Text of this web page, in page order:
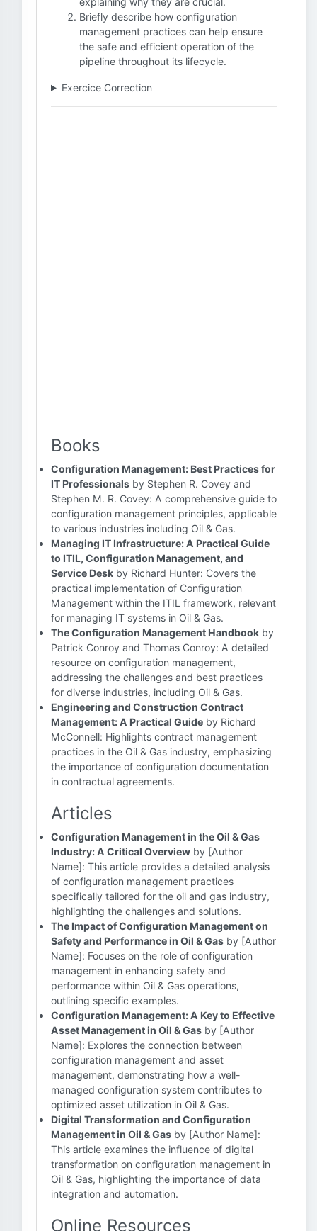
Briefly describe how configuration
management practices can help ensure
the safe and efficient operation of the
pipeline throughout its lifecycle.
Exercice Correction
Books
Configuration Management: Best Practices for
IT Professionals by Stephen R. Covey and
Stephen M. R. Covey: A comprehensive guide to
configuration management principles, applicable
to various industries including Oil & Gas.
Managing IT Infrastructure: A Practical Guide
to ITIL, Configuration Management, and
Service Desk by Richard Hunter: Covers the
practical implementation of Configuration
Management within the ITIL framework, relevant
for managing IT systems in Oil & Gas.
The Configuration Management Handbook by
Patrick Conroy and Thomas Conroy: A detailed
resource on configuration management,
addressing the challenges and best practices
for diverse industries, including Oil & Gas.
Engineering and Construction Contract
Management: A Practical Guide by Richard
McConnell: Highlights contract management
practices in the Oil & Gas industry, emphasizing
the importance of configuration documentation
in contractual agreements.
Articles
Configuration Management in the Oil & Gas
Industry: A Critical Overview by [Author
Name]: This article provides a detailed analysis
of configuration management practices
specifically tailored for the oil and gas industry,
highlighting the challenges and solutions.
The Impact of Configuration Management on
Safety and Performance in Oil & Gas by [Author
Name]: Focuses on the role of configuration
management in enhancing safety and
performance within Oil & Gas operations,
outlining specific examples.
Configuration Management: A Key to Effective
Asset Management in Oil & Gas by [Author
Name]: Explores the connection between
configuration management and asset
management, demonstrating how a well-
managed configuration system contributes to
optimized asset utilization in Oil & Gas.
Digital Transformation and Configuration
Management in Oil & Gas by [Author Name]:
This article examines the influence of digital
transformation on configuration management in
Oil & Gas, highlighting the importance of data
integration and automation.
Online Resources